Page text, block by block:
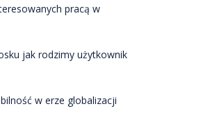
pracą w
jak rodzimy użytkownik
w erze globalizacji